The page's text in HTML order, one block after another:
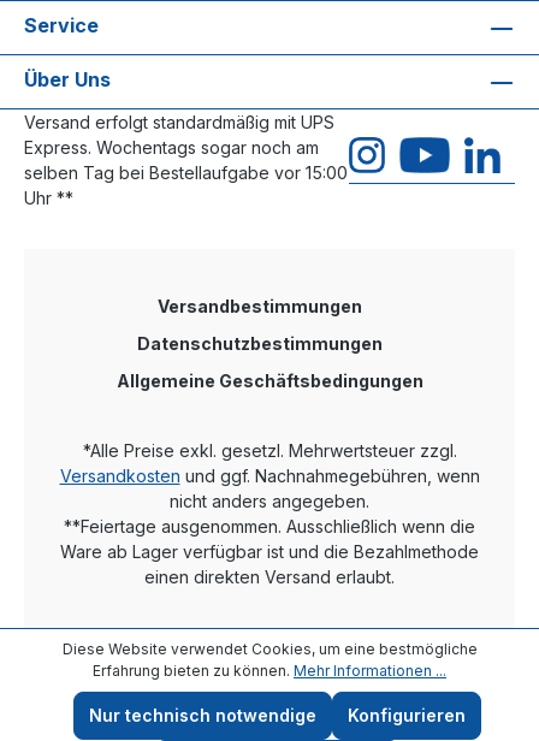
Service
Über Uns
Versand erfolgt standardmäßig mit UPS
Express. Wochentags sogar noch am
selben Tag bei Bestellaufgabe vor 15:00
Uhr **
Versandbestimmungen
Datenschutzbestimmungen
Allgemeine Geschäftsbedingungen
*Alle Preise exkl. gesetzl. Mehrwertsteuer zzgl.
Versandkosten und ggf. Nachnahmegebühren, wenn
nicht anders angegeben.
**Feiertage ausgenommen. Ausschließlich wenn die
Ware ab Lager verfügbar ist und die Bezahlmethode
einen direkten Versand erlaubt.
Diese Website verwendet Cookies, um eine bestmögliche
Erfahrung bieten zu können. Mehr Informationen ...
Nur technisch notwendige Konfigurieren